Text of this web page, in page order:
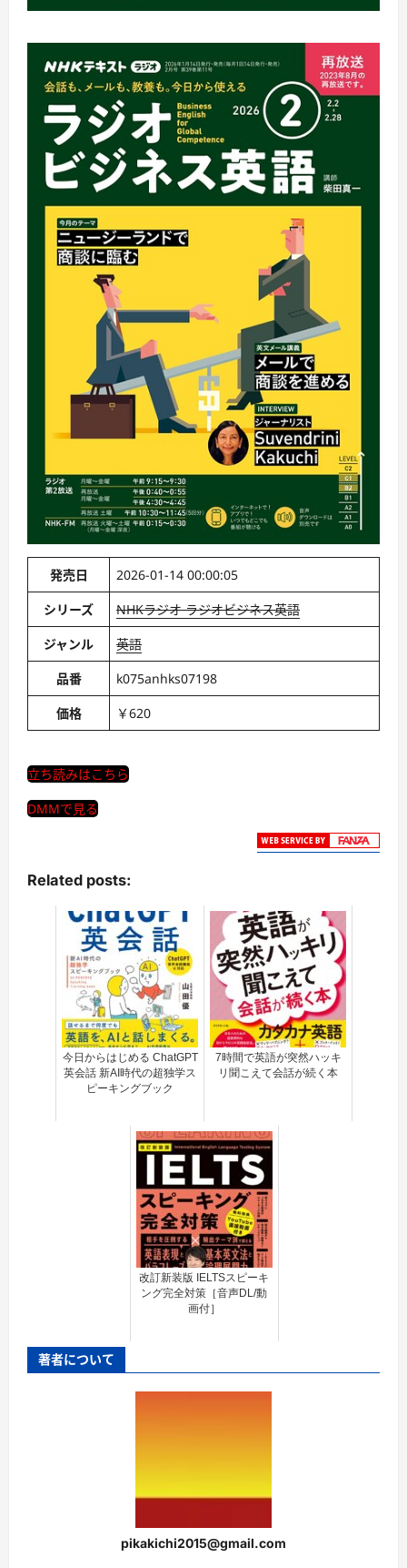
発売日
2026-01-14 00:00:05
シリーズ
NHKラジオ ラジオビジネス英語
ジャンル
英語
品番
k075anhks07198
価格
￥620
立ち読みはこちら
DMMで見る
Related posts:
今日からはじめる ChatGPT
英会話 新AI時代の超独学ス
ピーキングブック
7時間で英語が突然ハッキ
リ聞こえて会話が続く本
改訂新装版 IELTSスピーキ
ング完全対策［音声DL/動
画付］
著者について
pikakichi2015@gmail.com